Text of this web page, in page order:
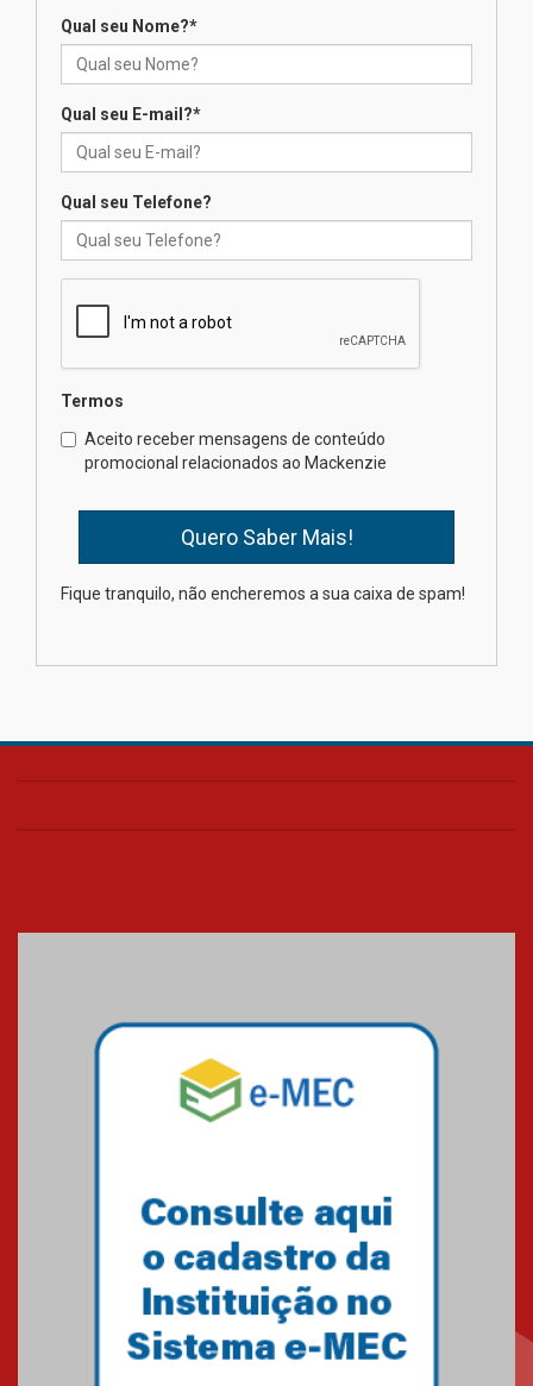
das novas tecnologias em
calouros do segundo semestre
04.08.2026
Brasília prepara seus
estudantes para o PAS antes
mesmo do Ensino Médio
na educação dos filhos além da
Qual seu Nome?*
Qual seu E-mail?*
Qual seu Telefone?
Termos
Aceito receber mensagens de conteúdo
promocional relacionados ao Mackenzie
Fique tranquilo, não encheremos a sua caixa de spam!